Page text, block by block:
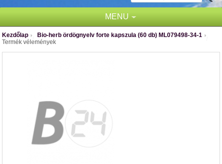
MENU
Kezdőlap Bio-herb ördögnyelv forte kapszula (60 db) ML079498-34-1
Termék vélemények